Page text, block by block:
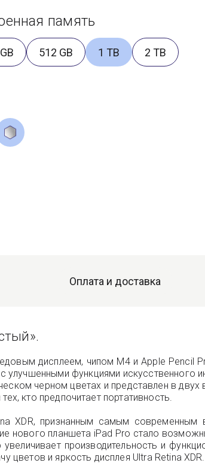
память
512 GB 1 TB 2 TB
Оплата и доставка
дисплеем, чипом M4 и Apple Pencil
улучшенными функциями искусственного
черном цветах и представлен в
кто предпочитает портативность.
XDR, признанным самым современным
нового планшета iPad Pro стало
производительность и
цветов и яркость дисплея Ultra Retina XDR.